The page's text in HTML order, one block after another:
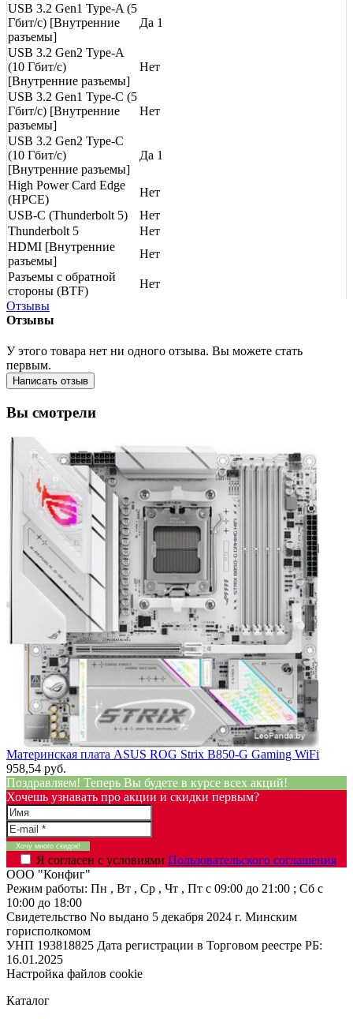
USB 3.2 Gen1 Type-A (5
Гбит/с) [Внутренние
разъемы]
Да 1
USB 3.2 Gen2 Type-A
(10 Гбит/с)
[Внутренние разъемы]
Нет
USB 3.2 Gen1 Type-C (5
Гбит/с) [Внутренние
разъемы]
Нет
USB 3.2 Gen2 Type-C
(10 Гбит/с)
[Внутренние разъемы]
Да 1
High Power Card Edge
(HPCE)
Нет
USB-C (Thunderbolt 5)
Нет
Thunderbolt 5
Нет
HDMI [Внутренние
разъемы]
Нет
Разъемы с обратной
стороны (BTF)
Нет
Отзывы
Отзывы
У этого товара нет ни одного отзыва. Вы можете стать
первым.
Написать отзыв
Вы смотрели
Материнская плата ASUS ROG Strix B850-G Gaming WiFi
958,54 руб.
Поздравляем! Теперь Вы будете в курсе всех акций!
Хочешь узнавать про акции и скидки первым?
Я согласен с условиями Пользовательского соглашения
ООО "Конфиг"
Режим работы: Пн , Вт , Ср , Чт , Пт c 09:00 до 21:00 ; Сб c
10:00 до 18:00
Свидетельство No выдано 5 декабря 2024 г. Минским
горисполкомом
УНП 193818825 Дата регистрации в Торговом реестре РБ:
16.01.2025
Настройка файлов cookie
Каталог